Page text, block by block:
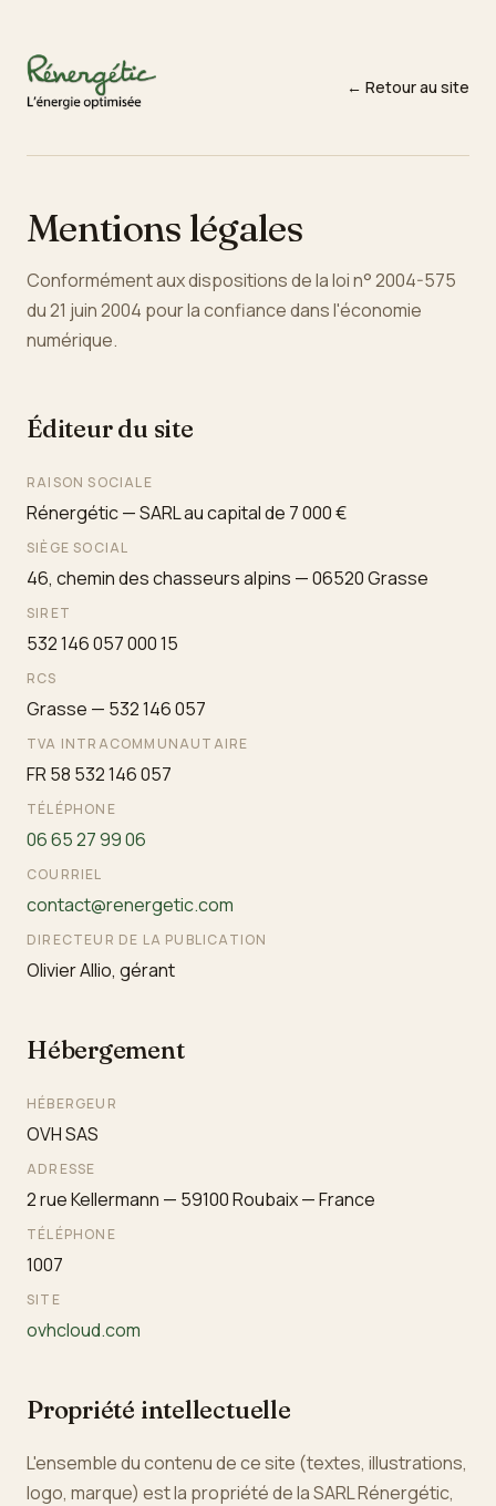
← Retour au site
Mentions légales
Conformément aux dispositions de la loi n° 2004-575
du 21 juin 2004 pour la confiance dans l'économie
numérique.
Éditeur du site
RAISON SOCIALE
Rénergétic — SARL au capital de 7 000 €
SIÈGE SOCIAL
46, chemin des chasseurs alpins — 06520 Grasse
SIRET
532 146 057 000 15
RCS
Grasse — 532 146 057
TVA INTRACOMMUNAUTAIRE
FR 58 532 146 057
TÉLÉPHONE
06 65 27 99 06
COURRIEL
contact@renergetic.com
DIRECTEUR DE LA PUBLICATION
Olivier Allio, gérant
Hébergement
HÉBERGEUR
OVH SAS
ADRESSE
2 rue Kellermann — 59100 Roubaix — France
TÉLÉPHONE
1007
SITE
ovhcloud.com
Propriété intellectuelle
L'ensemble du contenu de ce site (textes, illustrations,
logo, marque) est la propriété de la SARL Rénergétic,